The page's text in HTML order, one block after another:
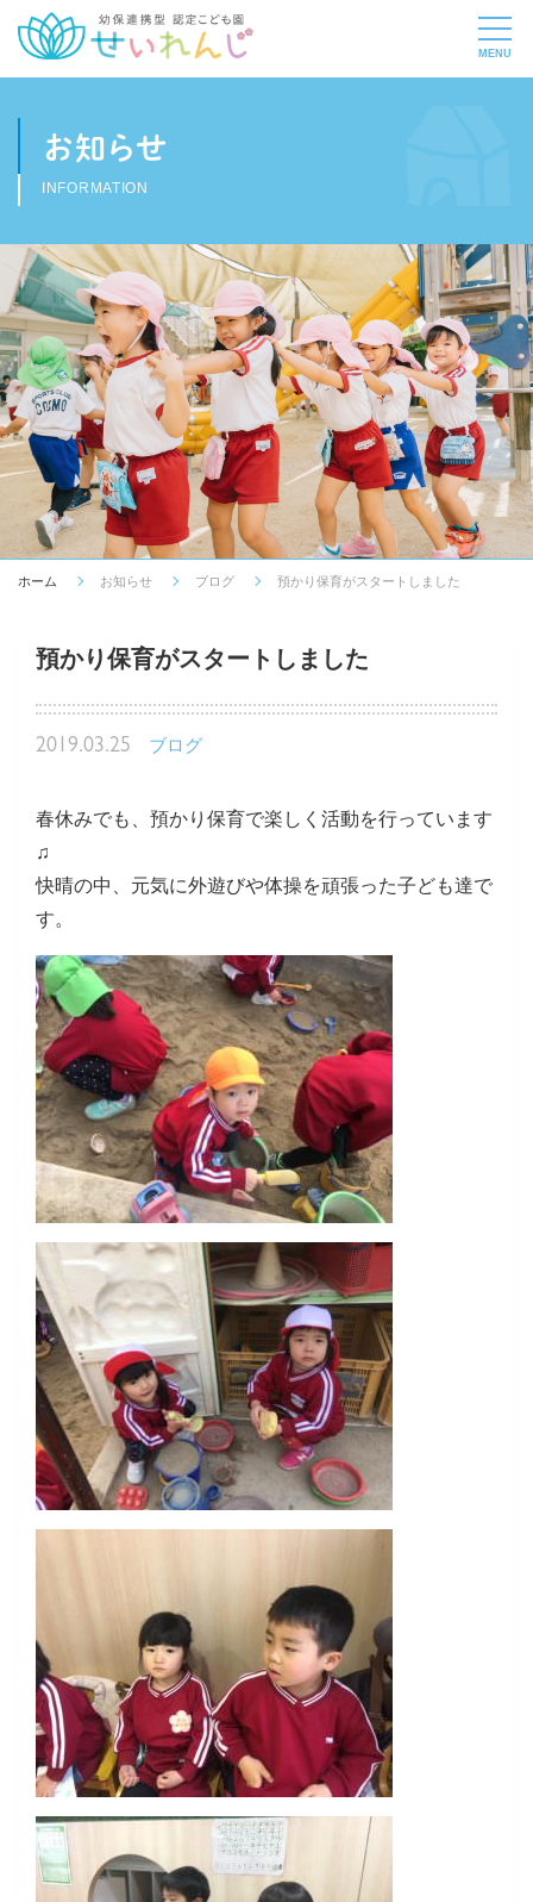
お知らせ
INFORMATION
ホーム お知らせ ブログ 預かり保育がスタートしました
預かり保育がスタートしました
2019.03.25 ブログ
春休みでも、預かり保育で楽しく活動を行っています
♫
快晴の中、元気に外遊びや体操を頑張った子ども達で
す。